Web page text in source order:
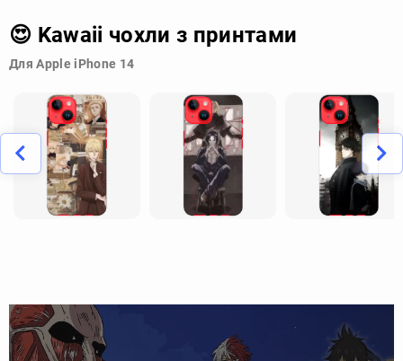
😍 Kawaii чохли з принтами
Для Apple iPhone 14